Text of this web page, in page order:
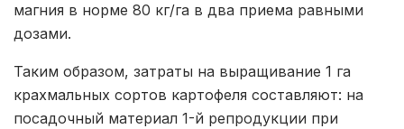
магния в норме 80 кг/га в два приема равными
дозами.
Таким образом, затраты на выращивание 1 га
крахмальных сортов картофеля составляют: на
посадочный материал 1-й репродукции при